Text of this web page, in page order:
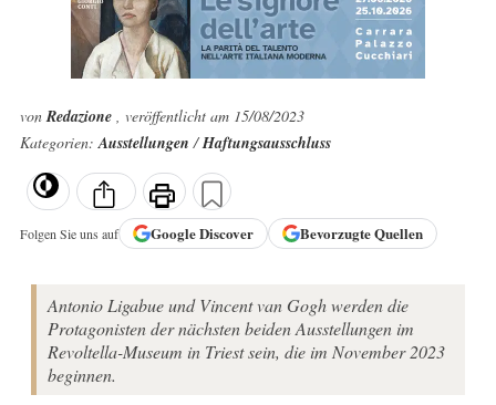
vonRedazione , veröffentlicht am 15/08/2023
Kategorien:Ausstellungen/Haftungsausschluss
Folgen Sie uns auf GoogleDiscover Bevorzugte Quellen
Antonio Ligabue und Vincent van Gogh werden die
Protagonisten der nächsten beiden Ausstellungen im
Revoltella-Museum in Triest sein, die im November 2023
beginnen.